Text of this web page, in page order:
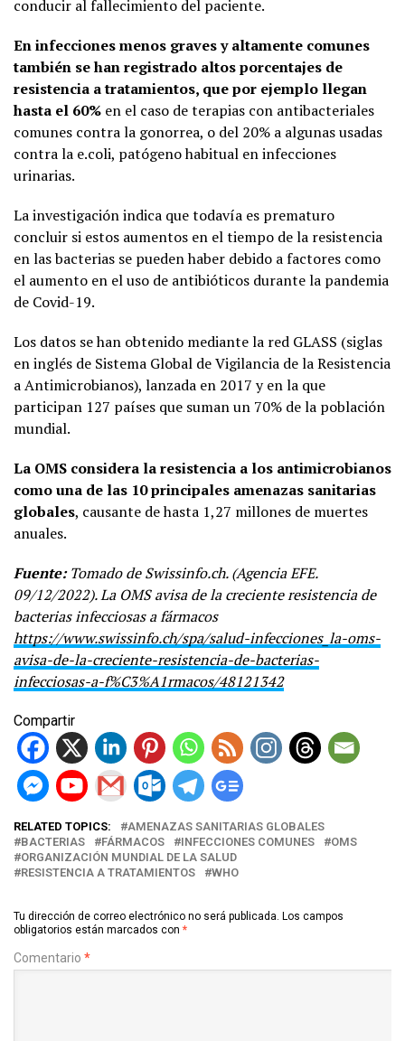
conducir al fallecimiento del paciente.
En infecciones menos graves y altamente comunes
también se han registrado altos porcentajes de
resistencia a tratamientos, que por ejemplo llegan
hasta el 60% en el caso de terapias con antibacteriales
comunes contra la gonorrea, o del 20% a algunas usadas
contra la e.coli, patógeno habitual en infecciones
urinarias.
La investigación indica que todavía es prematuro
concluir si estos aumentos en el tiempo de la resistencia
en las bacterias se pueden haber debido a factores como
el aumento en el uso de antibióticos durante la pandemia
de Covid-19.
Los datos se han obtenido mediante la red GLASS (siglas
en inglés de Sistema Global de Vigilancia de la Resistencia
a Antimicrobianos), lanzada en 2017 y en la que
participan 127 países que suman un 70% de la población
mundial.
La OMS considera la resistencia a los antimicrobianos
como una de las 10 principales amenazas sanitarias
globales, causante de hasta 1,27 millones de muertes
anuales.
Fuente:Tomado de Swissinfo.ch. (Agencia EFE.
09/12/2022). La OMS avisa de la creciente resistencia de
bacterias infecciosas a fármacos
https://www.swissinfo.ch/spa/salud-infecciones_la-oms-
avisa-de-la-creciente-resistencia-de-bacterias-
infecciosas-a-f%C3%A1rmacos/48121342
Compartir
RELATED TOPICS:
AMENAZAS SANITARIAS GLOBALES
BACTERIAS
FÁRMACOS INFECCIONES COMUNES
OMS
ORGANIZACIÓN MUNDIAL DE LA SALUD
RESISTENCIA A TRATAMIENTOS
WHO
Tu dirección de correo electrónico no será publicada. Los campos
obligatorios están marcados con *
Comentario *